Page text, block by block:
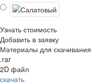
Узнать стоимость
Добавить в заявку
Материалы для скачивания
.rar
2D файл
скачать